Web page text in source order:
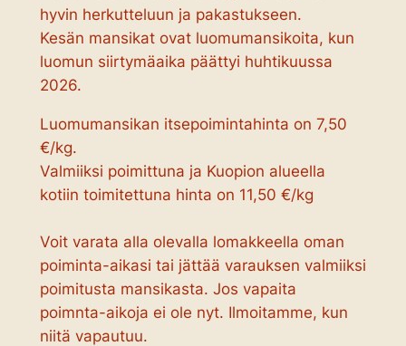
hyvin herkutteluun ja pakastukseen.
Kesän mansikat ovat luomumansikoita, kun
luomun siirtymäaika päättyi huhtikuussa
2026.
Luomumansikan itsepoimintahinta on 7,50
€/kg.
Valmiiksi poimittuna ja Kuopion alueella
kotiin toimitettuna hinta on 11,50 €/kg
Voit varata alla olevalla lomakkeella oman
poiminta-aikasi tai jättää varauksen valmiiksi
poimitusta mansikasta. Jos vapaita
poimnta-aikoja ei ole nyt. Ilmoitamme, kun
niitä vapautuu.